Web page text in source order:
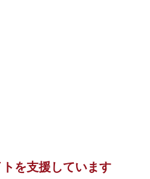
を支援しています